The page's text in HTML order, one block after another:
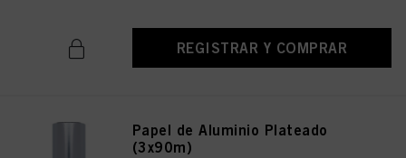
REGISTRAR Y COMPRAR
Papel de Aluminio Plateado
(3x90m)